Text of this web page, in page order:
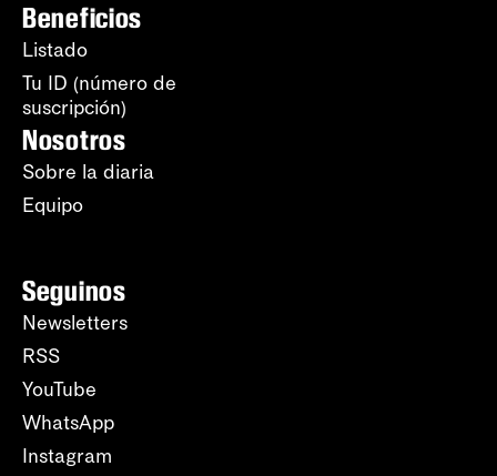
Beneficios
Listado
Tu ID (número de
suscripción)
Nosotros
Sobre la diaria
Equipo
Seguinos
Newsletters
RSS
YouTube
WhatsApp
Instagram